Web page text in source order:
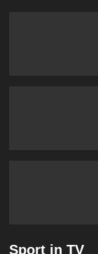
Sport in TV